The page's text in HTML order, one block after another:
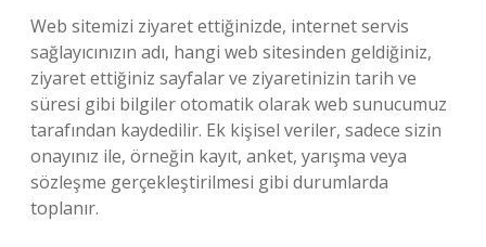
Web sitemizi ziyaret ettiğinizde, internet servis
sağlayıcınızın adı, hangi web sitesinden geldiğiniz,
ziyaret ettiğiniz sayfalar ve ziyaretinizin tarih ve
süresi gibi bilgiler otomatik olarak web sunucumuz
tarafından kaydedilir. Ek kişisel veriler, sadece sizin
onayınız ile, örneğin kayıt, anket, yarışma veya
sözleşme gerçekleştirilmesi gibi durumlarda
toplanır.